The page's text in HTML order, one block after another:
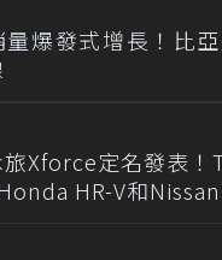
量爆發式增長！比
Xforce定名發表！
HR-V和